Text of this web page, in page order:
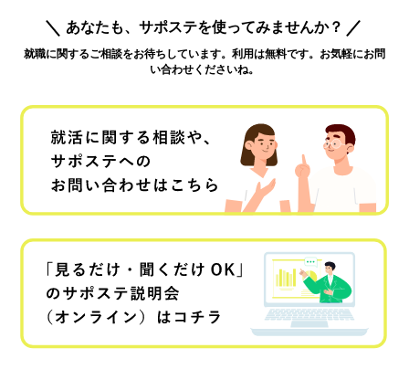
あなたも、サポステを使ってみませんか？
就職に関するご相談をお待ちしています。利用は無料です。お気軽にお問
い合わせくださいね。